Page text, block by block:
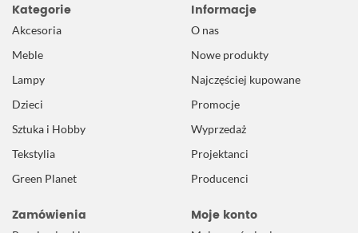
Kategorie
Akcesoria
Meble
Lampy
Dzieci
Sztuka i Hobby
Tekstylia
Green Planet
Informacje
O nas
Nowe produkty
Najczęściej kupowane
Promocje
Wyprzedaż
Projektanci
Producenci
Zamówienia Moje konto